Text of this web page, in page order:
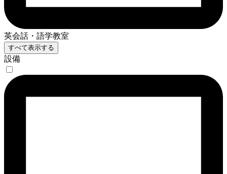
英会話・語学教室
すべて表示する
設備